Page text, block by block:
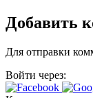
Добавить
Для отправки
Войти через: